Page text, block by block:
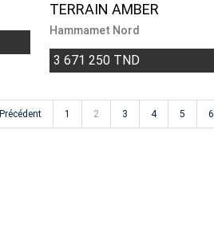
TERRAIN AMBER
Hammamet Nord
3 671 250 TND
Précédent 1 2 3 4 5 6